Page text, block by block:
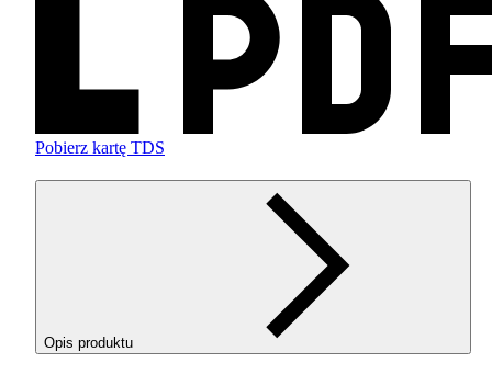
Pobierz kartę TDS
Opis produktu